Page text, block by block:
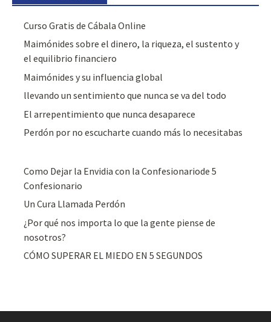
Curso Gratis de Cábala Online
Maimónides sobre el dinero, la riqueza, el sustento y
el equilibrio financiero
Maimónides y su influencia global
llevando un sentimiento que nunca se va del todo
El arrepentimiento que nunca desaparece
Perdón por no escucharte cuando más lo necesitabas
Como Dejar la Envidia con la Confesionariode 5
Confesionario
Un Cura Llamada Perdón
¿Por qué nos importa lo que la gente piense de
nosotros?
CÓMO SUPERAR EL MIEDO EN 5 SEGUNDOS